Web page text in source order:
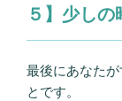
５】少しの
最後にあなた
とです。